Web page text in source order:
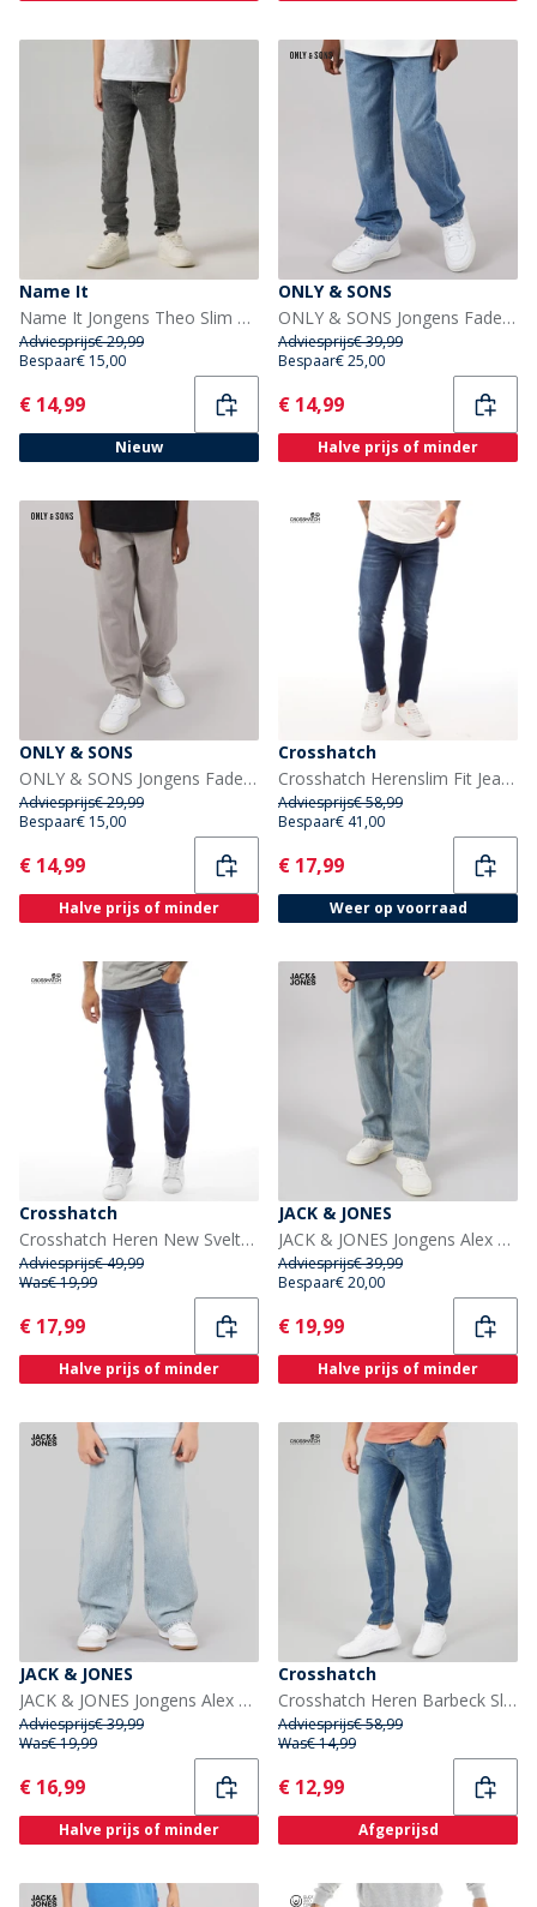
Name It
Name It Jongens Theo Slim Fit Jeans Medium Grey Denim
Adviesprijs€ 29,99
Bespaar€ 15,00
Current
€ 14,99
Nieuw
ONLY & SONS
ONLY & SONS Jongens Fade Losse Pasvorm Jeans Medium Blue Den
Adviesprijs€ 39,99
Bespaar€ 25,00
Current
€ 14,99
Halve prijs of minder
ONLY & SONS
ONLY & SONS Jongens Fade Loose Fit Jeans Light Grey Denim
Adviesprijs€ 29,99
Bespaar€ 15,00
Current
€ 14,99
Halve prijs of minder
Crosshatch
Crosshatch Herenslim Fit Jeans Donker Wassen
Adviesprijs€ 58,99
Bespaar€ 41,00
Current
€ 17,99
Weer op voorraad
Crosshatch
Crosshatch Heren New Svelte Skinny Jeans Donker Wash
Adviesprijs€ 49,99
Was€ 19,99
Current
€ 17,99
Halve prijs of minder
JACK & JONES
JACK & JONES Jongens Alex Orginal AKM 308 Baggy Fit Jeans Blue Denim
Adviesprijs€ 39,99
Bespaar€ 20,00
Current
€ 19,99
Halve prijs of minder
JACK & JONES
JACK & JONES Jongens Alex Norrebro SQ 150 Baggy Fit Jeans Blue Denim
Adviesprijs€ 39,99
Was€ 19,99
Current
€ 16,99
Halve prijs of minder
Crosshatch
Crosshatch Heren Barbeck Slim Fit Jeans Stonewash
Adviesprijs€ 58,99
Was€ 14,99
Current
€ 12,99
Afgeprijsd